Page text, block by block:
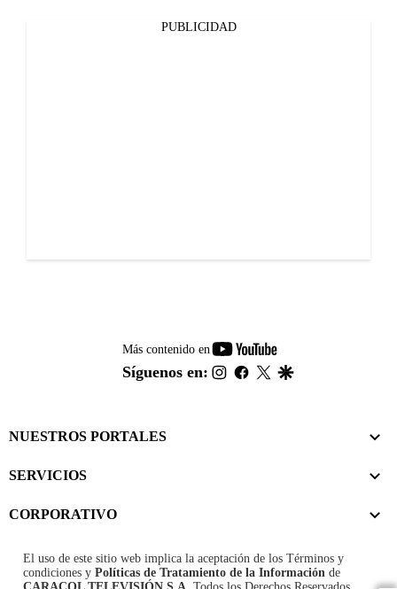
PUBLICIDAD
Más contenido en
youtube-
footer
Síguenos en: instagram
facebook
twitter
NUESTROS PORTALES
SERVICIOS
CORPORATIVO
El uso de este sitio web implica la aceptación de los Términos y
condiciones y Políticas de Tratamiento de la Información de